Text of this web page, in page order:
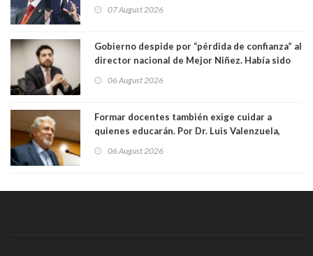
07 August 2026
Gobierno despide por “pérdida de confianza” al
director nacional de Mejor Niñez. Había sido
06 August 2026
Formar docentes también exige cuidar a
quienes educarán. Por Dr. Luis Valenzuela,
Académicos U. Católica Silva Henríquez
06 August 2026